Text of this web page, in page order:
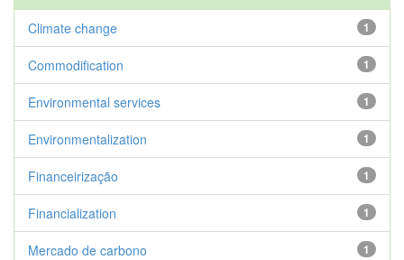
1
Climate change
1
Commodification
1
Environmental services
1
Environmentalization
1
Financeirização
1
Financialization
1
Mercado de carbono